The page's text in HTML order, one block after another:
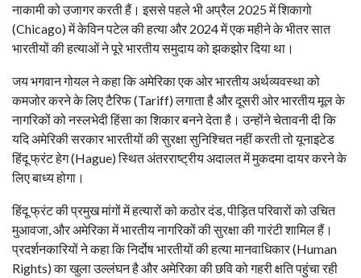
नाकामी को उजागर करती हैं। इससे पहले भी अप्रैल 2025 में शिकागो
(Chicago) में केविन पटेल की हत्या और 2024 में एक महीने के भीतर सात
भारतीयों की हत्याओं ने पूरे भारतीय समुदाय को झकझोर दिया था।
जय भगवान गोयल ने कहा कि अमेरिका एक ओर भारतीय अर्थव्यवस्था को
कमजोर करने के लिए टैरिफ (Tariff) लगाता है और दूसरी ओर भारतीय मूल के
नागरिकों को नस्लभेदी हिंसा का शिकार बनने देता है। उन्होंने चेतावनी दी कि
यदि अमेरिकी सरकार भारतीयों की सुरक्षा सुनिश्चित नहीं करती तो यूनाइटेड
हिंदू फ्रंट हेग (Hague) स्थित अंतरराष्ट्रीय अदालत में मुकदमा दायर करने के
लिए बाध्य होगा।
हिंदू फ्रंट की प्रमुख मांगों में हत्यारों को कठोर दंड, पीड़ित परिवारों को उचित
मुआवजा, और अमेरिका में भारतीय नागरिकों की सुरक्षा की गारंटी शामिल हैं।
प्रदर्शनकारियों ने कहा कि निर्दोष भारतीयों की हत्या मानवाधिकार (Human
Rights) का खुला उल्लंघन है और अमेरिका की छवि को गहरी क्षति पहुंचा रही